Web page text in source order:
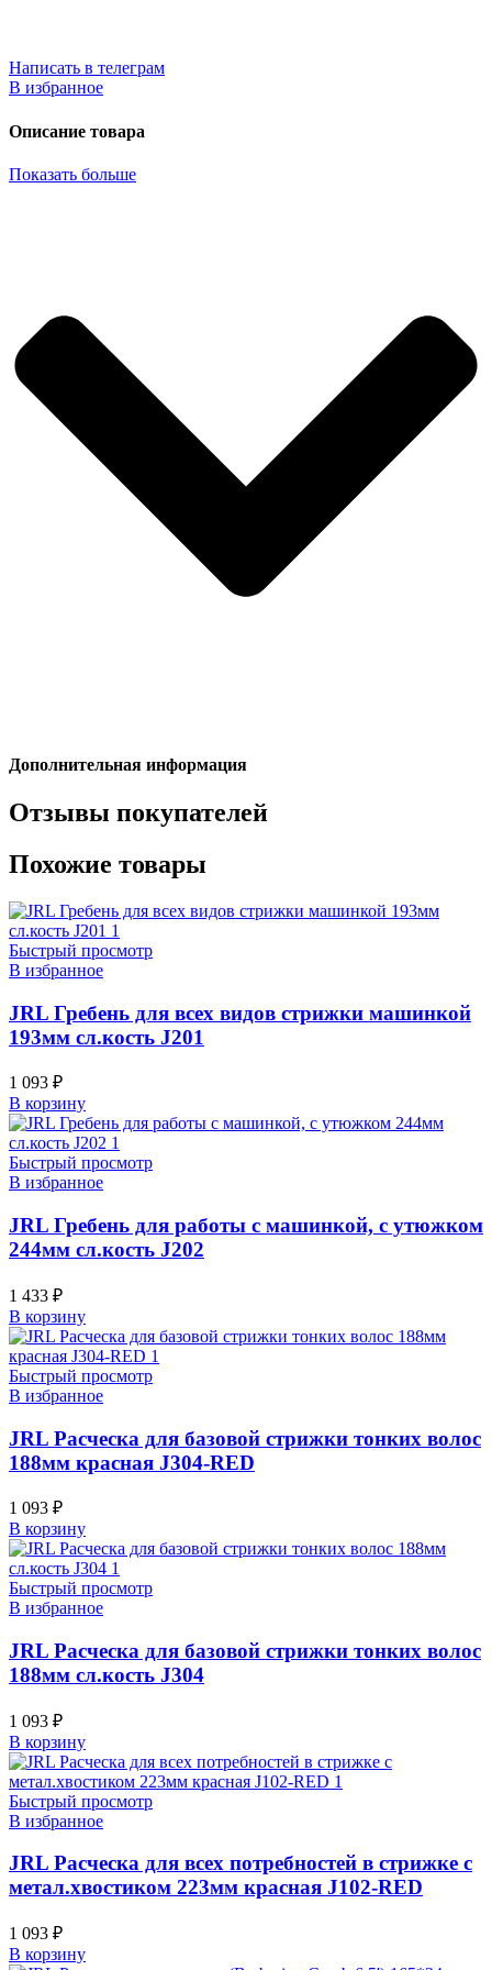
Написать в телеграм
В избранное
Описание товара
Показать больше
Дополнительная информация
Отзывы покупателей
Похожие товары
Быстрый просмотр
В избранное
JRL Гребень для всех видов стрижки машинкой
193мм сл.кость J201
1 093 ₽
В корзину
Быстрый просмотр
В избранное
JRL Гребень для работы с машинкой, с утюжком
244мм сл.кость J202
1 433 ₽
В корзину
Быстрый просмотр
В избранное
JRL Расческа для базовой стрижки тонких волос
188мм красная J304-RED
1 093 ₽
В корзину
Быстрый просмотр
В избранное
JRL Расческа для базовой стрижки тонких волос
188мм сл.кость J304
1 093 ₽
В корзину
Быстрый просмотр
В избранное
JRL Расческа для всех потребностей в стрижке с
метал.хвостиком 223мм красная J102-RED
1 093 ₽
В корзину